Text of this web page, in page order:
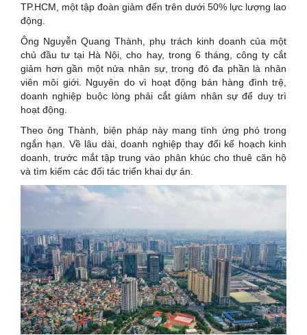
TP.HCM, một tập đoàn giảm đến trên dưới 50% lực lượng lao
động.
Ông Nguyễn Quang Thành, phụ trách kinh doanh của một
chủ đầu tư tại Hà Nội, cho hay, trong 6 tháng, công ty cắt
giảm hơn gần một nửa nhân sự, trong đó đa phần là nhân
viên môi giới. Nguyên do vì hoạt động bán hàng đình trệ,
doanh nghiệp buộc lòng phải cắt giảm nhân sự để duy trì
hoạt động.
Theo ông Thành, biện pháp này mang tính ứng phó trong
ngắn hạn. Về lâu dài, doanh nghiệp thay đổi kế hoạch kinh
doanh, trước mắt tập trung vào phân khúc cho thuê căn hộ
và tìm kiếm các đối tác triển khai dự án.